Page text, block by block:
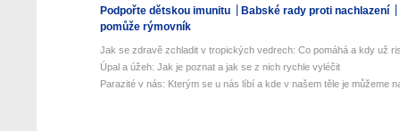
Podpořte dětskou imunitu
Babské rady proti nachlazení
pomůže rýmovník
Jak se zdravě zchladit v tropických vedrech: Co pomáhá a kdy už
Úpal a úžeh: Jak je poznat a jak se z nich rychle vyléčit
Parazité v nás: Kterým se u nás líbí a kde v našem těle je můžeme